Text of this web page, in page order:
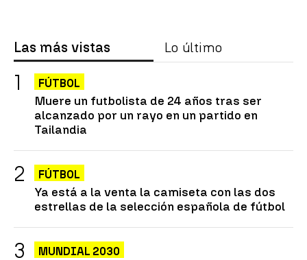
Las más vistas Lo último
FÚTBOL
Muere un futbolista de 24 años tras ser
alcanzado por un rayo en un partido en
Tailandia
FÚTBOL
Ya está a la venta la camiseta con las dos
estrellas de la selección española de fútbol
MUNDIAL 2030